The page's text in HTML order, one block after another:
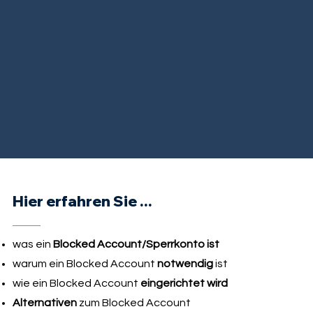
Hier erfahren Sie ...
was ein Blocked Account/Sperrkonto ist
warum ein Blocked Account notwendigist
wie ein Blocked Account eingerichtet wird
Alternativen zum Blocked Account